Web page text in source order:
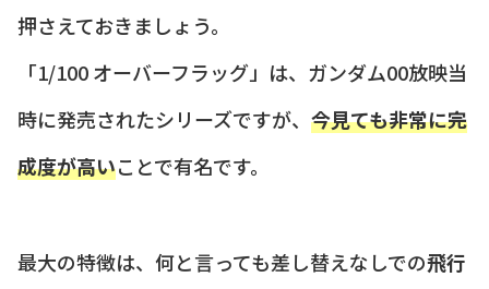
押さえておきましょう。
「1/100 オーバーフラッグ」は、ガンダム00放映当
時に発売されたシリーズですが、 今見ても非常に完
成度が高いことで有名です。
最大の特徴は、何と言っても差し替えなしでの飛行